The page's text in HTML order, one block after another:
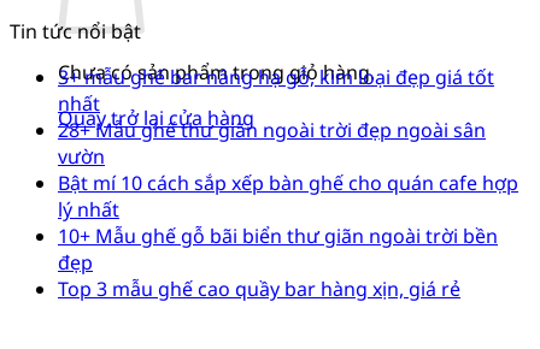
Chưa có sản phẩm trong giỏ hàng.
Quay trở lại cửa hàng
Tin tức nổi bật
3+ mẫu ghế bar nâng hạ gỗ, kim loại đẹp giá tốt
nhất
28+ Mẫu ghế thư giãn ngoài trời đẹp ngoài sân
vườn
Bật mí 10 cách sắp xếp bàn ghế cho quán cafe hợp
lý nhất
10+ Mẫu ghế gỗ bãi biển thư giãn ngoài trời bền
đẹp
Top 3 mẫu ghế cao quầy bar hàng xịn, giá rẻ